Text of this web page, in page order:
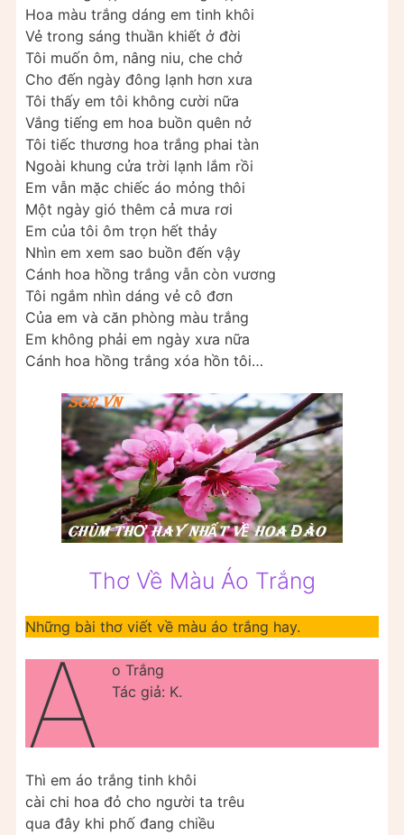
Hoa màu trắng dáng em tinh khôi
Vẻ trong sáng thuần khiết ở đời
Tôi muốn ôm, nâng niu, che chở
Cho đến ngày đông lạnh hơn xưa
Tôi thấy em tôi không cười nữa
Vắng tiếng em hoa buồn quên nở
Tôi tiếc thương hoa trắng phai tàn
Ngoài khung cửa trời lạnh lắm rồi
Em vẫn mặc chiếc áo mỏng thôi
Một ngày gió thêm cả mưa rơi
Em của tôi ôm trọn hết thảy
Nhìn em xem sao buồn đến vậy
Cánh hoa hồng trắng vẫn còn vương
Tôi ngắm nhìn dáng vẻ cô đơn
Của em và căn phòng màu trắng
Em không phải em ngày xưa nữa
Cánh hoa hồng trắng xóa hồn tôi…
Thơ Về Màu Áo Trắng
Những bài thơ viết về màu áo trắng hay.
Á
o Trắng
Tác giả: K.
Thì em áo trắng tinh khôi
cài chi hoa đỏ cho người ta trêu
qua đây khi phố đang chiều